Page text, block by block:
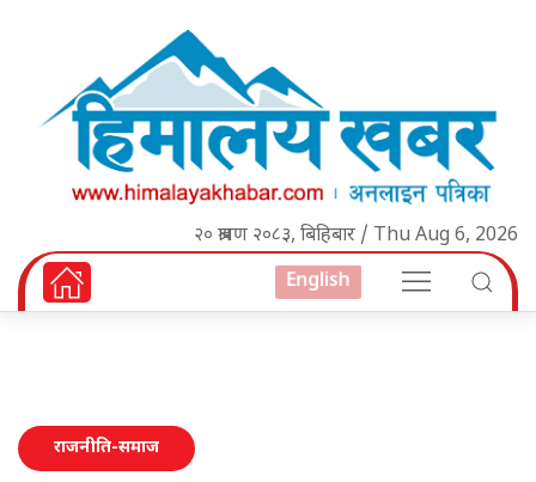
२० श्रावण २०८३, बिहिबार / Thu Aug 6, 2026
English
राजनीति-समाज